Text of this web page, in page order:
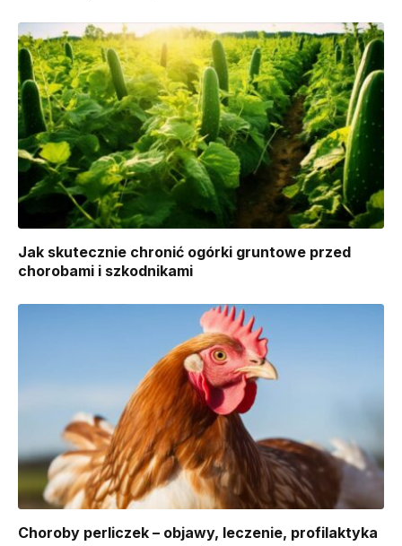
Jak skutecznie chronić ogórki gruntowe przed
chorobami i szkodnikami
Choroby perliczek – objawy, leczenie, profilaktyka